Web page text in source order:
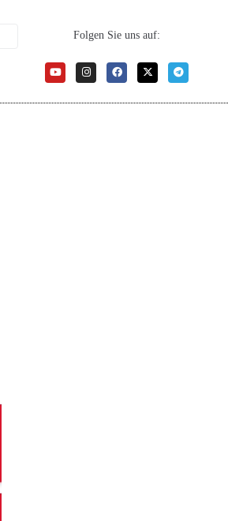
Folgen Sie uns auf: